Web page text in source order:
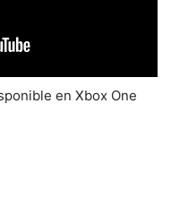
en Xbox One